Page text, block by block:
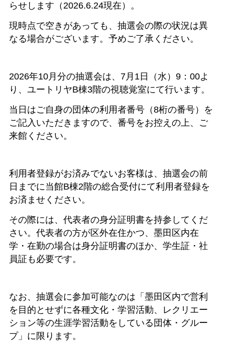
らせします（2026.6.24現在）。
現時点で空きがあっても、抽選会の際の状況は異
なる場合がございます。予めご了承ください。
2026年10月分の抽選会は、7月1日（水）9：00よ
り、ユートリヤB棟3階の視聴覚室にて行います。
当日はご自身の団体の利用者番号（8桁の番号）を
ご記入いただきますので、番号をお控えの上、ご
来館ください。
利用者登録がお済みでないお客様は、抽選会の前
日までに当館B棟2階の総合受付にて利用者登録を
お済ませください。
その際には、代表者の身分証明書を持参してくだ
さい。代表者の方が区外在住かつ、墨田区内在
学・在勤の場合は身分証明書のほか、学生証・社
員証も必要です。
なお、抽選会に参加可能なのは「墨田区内で営利
を目的とせずに各種文化・学習活動、レクリエー
ション等の生涯学習活動をしている団体・グルー
プ」に限ります。